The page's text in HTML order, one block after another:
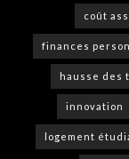
coût
finances
hausse des
innovation
logement